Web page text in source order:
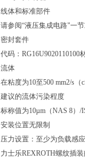
线体和标准部件
请参阅“液压集成电路"一
密封套件
代码：RG16U9020110100
流体
在粘度为10至500 mm2/s
建议的流体污染程度
标称值为10µm（NAS 8）/
安装位置无限制
压力设置：至少为负载感
力士乐REXROTH螺纹插